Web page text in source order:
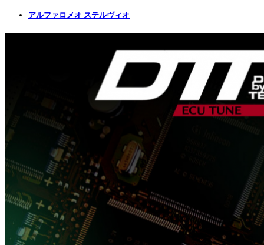
アルファロメオ ステルヴィオ